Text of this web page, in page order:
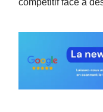
compétitif face à